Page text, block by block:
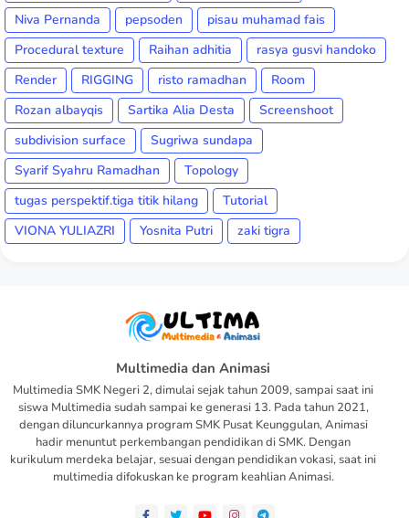
Niva Pernanda
pepsoden
pisau muhamad fais
Procedural texture
Raihan adhitia
rasya gusvi handoko
Render
RIGGING risto ramadhan
Room
Rozan albayqis
Sartika Alia Desta
Screenshoot
subdivision surface
Sugriwa sundapa
Syarif Syahru Ramadhan
Topology
tugas perspektif.tiga titik hilang
Tutorial
VIONA YULIAZRI
Yosnita Putri zaki tigra
Multimedia dan Animasi
Multimedia SMK Negeri 2, dimulai sejak tahun 2009, sampai saat ini
siswa Multimedia sudah sampai ke generasi 13. Pada tahun 2021,
dengan diluncurkannya program SMK Pusat Keunggulan, Animasi
hadir menuntut perkembangan pendidikan di SMK. Dengan
kurikulum merdeka belajar, sesuai dengan pendidikan vokasi, saat ini
multimedia difokuskan ke program keahlian Animasi.